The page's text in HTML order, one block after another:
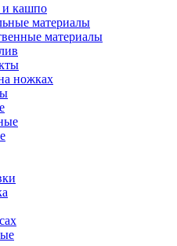
кашпо
материалы
материалы
ножках